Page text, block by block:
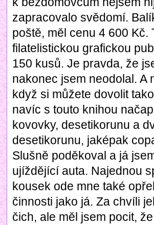
zapracovalo svědomí.
poště, měl cenu 4 600
filatelistickou grafickou
150 kusů. Je pravda, že
nakonec jsem neodolal. A
když si můžete dovolit
navíc s touto knihou
kovovky, desetikorunu a
desetikorunu, jaképak
Slušně poděkoval a já
ujíždějící auta. Najednou
kousek ode mne také
činnosti jako já. Za chvíli
čich, ale měl jsem pocit,